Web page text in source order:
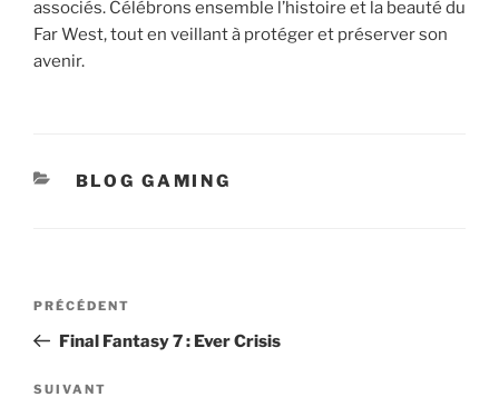
associés. Célébrons ensemble l’histoire et la beauté du
Far West, tout en veillant à protéger et préserver son
avenir.
CATÉGORIES
BLOG GAMING
Navigation
l’article
Article
précédent
PRÉCÉDENT
Final Fantasy 7 : Ever Crisis
Article
SUIVANT